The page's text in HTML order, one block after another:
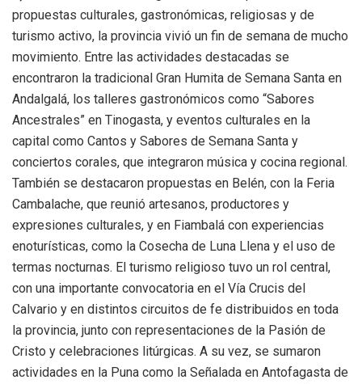
propuestas culturales, gastronómicas, religiosas y de
turismo activo, la provincia vivió un fin de semana de mucho
movimiento. Entre las actividades destacadas se
encontraron la tradicional Gran Humita de Semana Santa en
Andalgalá, los talleres gastronómicos como “Sabores
Ancestrales” en Tinogasta, y eventos culturales en la
capital como Cantos y Sabores de Semana Santa y
conciertos corales, que integraron música y cocina regional.
También se destacaron propuestas en Belén, con la Feria
Cambalache, que reunió artesanos, productores y
expresiones culturales, y en Fiambalá con experiencias
enoturísticas, como la Cosecha de Luna Llena y el uso de
termas nocturnas. El turismo religioso tuvo un rol central,
con una importante convocatoria en el Vía Crucis del
Calvario y en distintos circuitos de fe distribuidos en toda
la provincia, junto con representaciones de la Pasión de
Cristo y celebraciones litúrgicas. A su vez, se sumaron
actividades en la Puna como la Señalada en Antofagasta de